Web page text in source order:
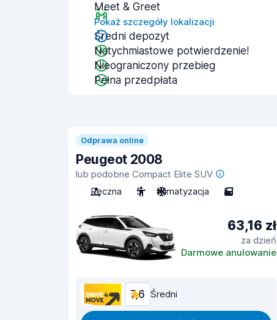
Meet & Greet
Pokaż szczegóły lokalizacji
Średni depozyt
Natychmiastowe potwierdzenie!
Nieograniczony przebieg
Pełna przedpłata
Odprawa online
Peugeot 2008
lub podobne Compact Elite SUV
Ręczna
5 Klimatyzacja 5
63,16 zł
za dzień
Darmowe anulowanie
7,6 Średni